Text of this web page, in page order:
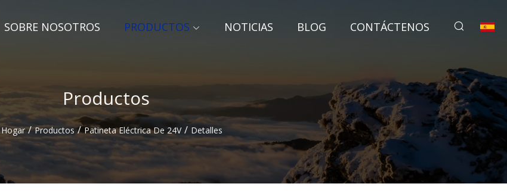
SOBRE NOSOTROS PRODUCTOS NOTICIAS BLOG CONTÁCTENOS
Productos
Hogar / Productos / Patineta Eléctrica De 24V / Detalles